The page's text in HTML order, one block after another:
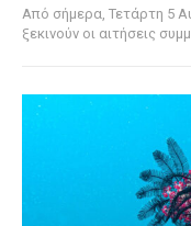
Από σήμερα, Τετάρτη 5
ξεκινούν οι αιτήσεις